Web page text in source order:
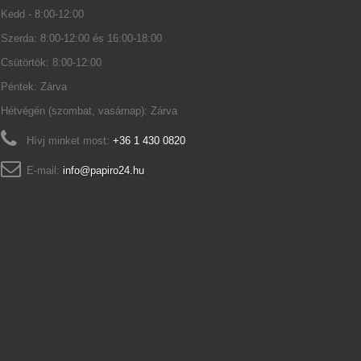
Kedd - 8:00-12:00
Szerda: 8:00-12:00 és 16:00-18:00
Csütörtök: 8:00-12:00
Péntek: Zárva
Hétvégén (szombat, vasárnap): Zárva
Hívj minket most: +36 1 430 0820
E-mail: info@papiro24.hu